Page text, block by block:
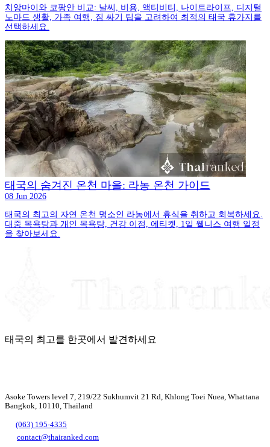
치앙마이와 코팡안 비교: 날씨, 비용, 액티비티, 나이트라이프, 디지털
노마드 생활, 가족 여행, 짐 싸기 팁을 고려하여 최적의 태국 휴가지를
선택하세요.
태국의 숨겨진 온천 마을: 라농 온천 가이드
08 Jun 2026
태국의 최고의 자연 온천 명소인 라농에서 휴식을 취하고 회복하세요.
대중 목욕탕과 개인 목욕탕, 건강 이점, 에티켓, 1일 웰니스 여행 일정
을 찾아보세요.
태국의 최고를 한곳에서 발견하세요
Asoke Towers level 7, 219/22 Sukhumvit 21 Rd, Khlong Toei Nuea, Whattana
Bangkok, 10110, Thailand
(063) 195-4335
contact@thairanked.com